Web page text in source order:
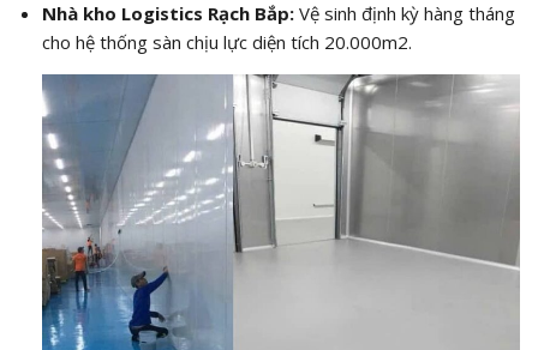
Nhà kho Logistics Rạch Bắp:Vệ sinh định kỳ hàng tháng
cho hệ thống sàn chịu lực diện tích 20.000m2.